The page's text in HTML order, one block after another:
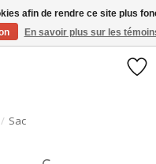
achat de 250$ et plus
/ Sac
afin de rendre ce site plus
En savoir plus sur les